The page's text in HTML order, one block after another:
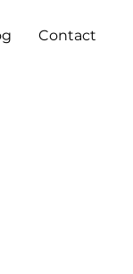
Contact